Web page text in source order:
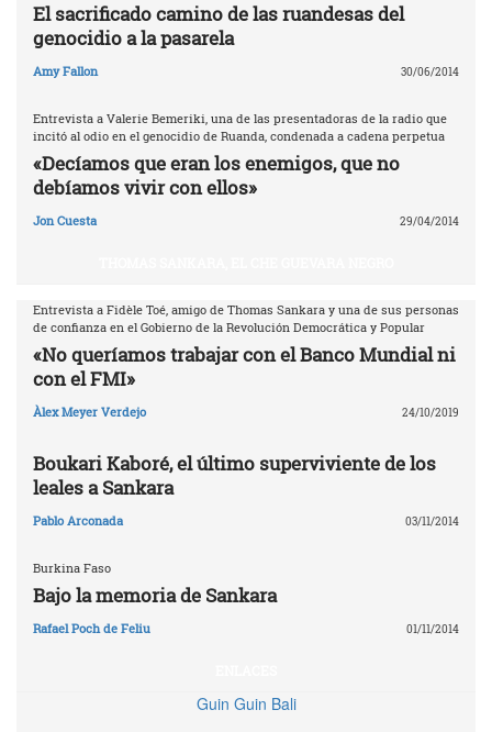
El sacrificado camino de las ruandesas del
genocidio a la pasarela
Amy Fallon 30/06/2014
Entrevista a Valerie Bemeriki, una de las presentadoras de la radio que
incitó al odio en el genocidio de Ruanda, condenada a cadena perpetua
«Decíamos que eran los enemigos, que no
debíamos vivir con ellos»
Jon Cuesta 29/04/2014
Entrevista a Fidèle Toé, amigo de Thomas Sankara y una de sus personas
de confianza en el Gobierno de la Revolución Democrática y Popular
«No queríamos trabajar con el Banco Mundial ni
con el FMI»
Àlex Meyer Verdejo 24/10/2019
Boukari Kaboré, el último superviviente de los
leales a Sankara
Pablo Arconada 03/11/2014
Burkina Faso
Bajo la memoria de Sankara
Rafael Poch de Feliu 01/11/2014
Guin Guin Bali